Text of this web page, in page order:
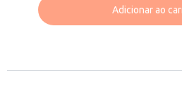
Adicionar ao